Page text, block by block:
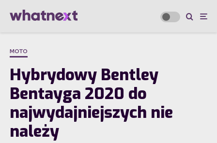
MOTO
Hybrydowy Bentley
Bentayga 2020 do
najwydajniejszych nie
należy